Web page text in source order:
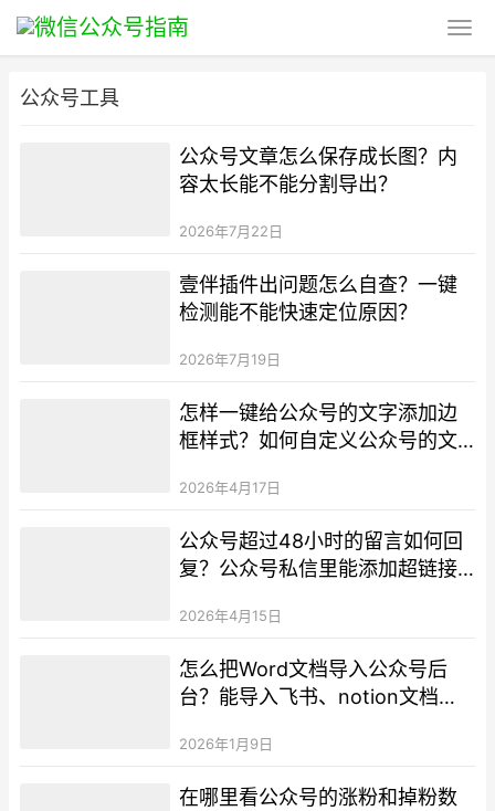
公众号工具
公众号文章怎么保存成长图？内
容太长能不能分割导出？
2026年7月22日
壹伴插件出问题怎么自查？一键
检测能不能快速定位原因？
2026年7月19日
怎样一键给公众号的文字添加边
框样式？如何自定义公众号的文
2026年4月17日
公众号超过48小时的留言如何回
复？公众号私信里能添加超链接
2026年4月15日
怎么把Word文档导入公众号后
台？能导入飞书、notion文档到
2026年1月9日
在哪里看公众号的涨粉和掉粉数